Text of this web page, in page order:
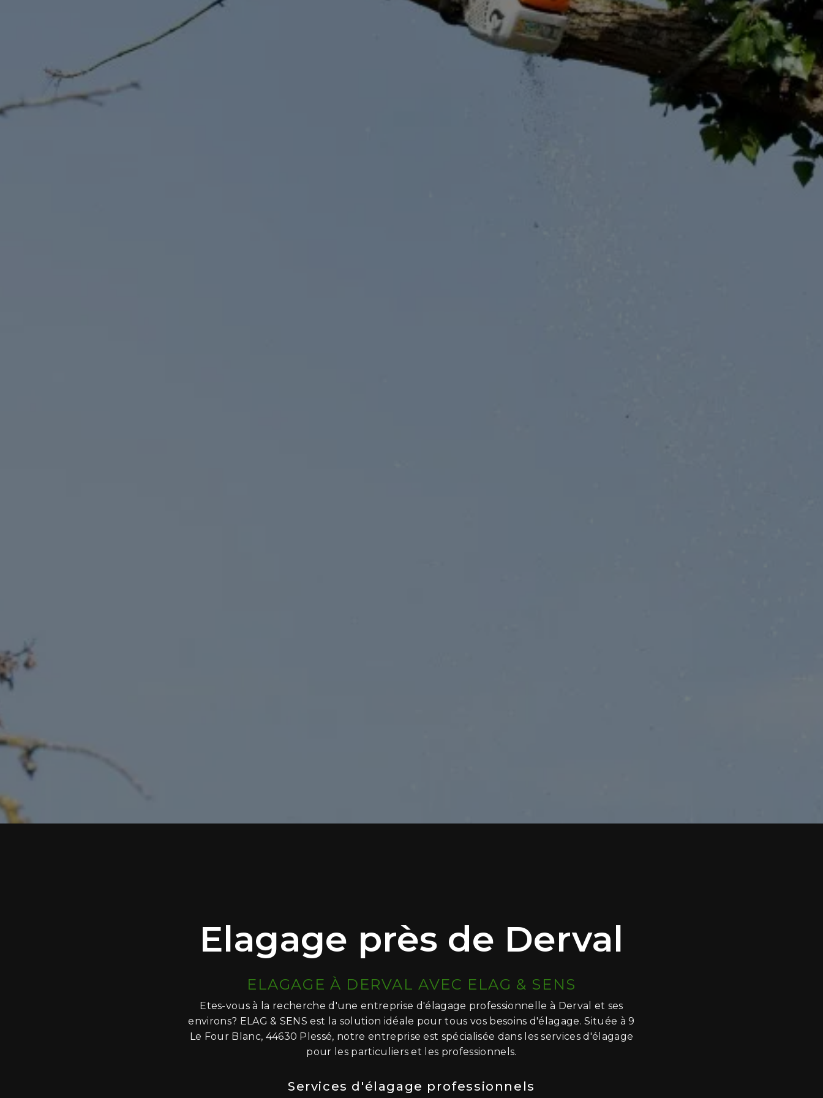
Elagage près de Derval
ELAGAGE À DERVAL AVEC ELAG & SENS
Etes-vous à la recherche d'une entreprise d'élagage professionnelle à Derval et ses
environs? ELAG & SENS est la solution idéale pour tous vos besoins d'élagage. Située à 9
Le Four Blanc, 44630 Plessé, notre entreprise est spécialisée dans les services d'élagage
pour les particuliers et les professionnels.
Services d'élagage professionnels